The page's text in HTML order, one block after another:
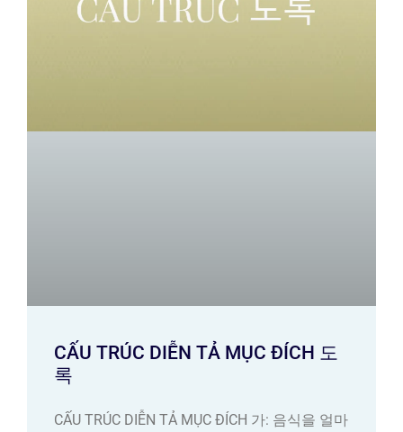
CẤU TRÚC DIỄN TẢ MỤC ĐÍCH 도
록
CẤU TRÚC DIỄN TẢ MỤC ĐÍCH 가: 음식을 얼마